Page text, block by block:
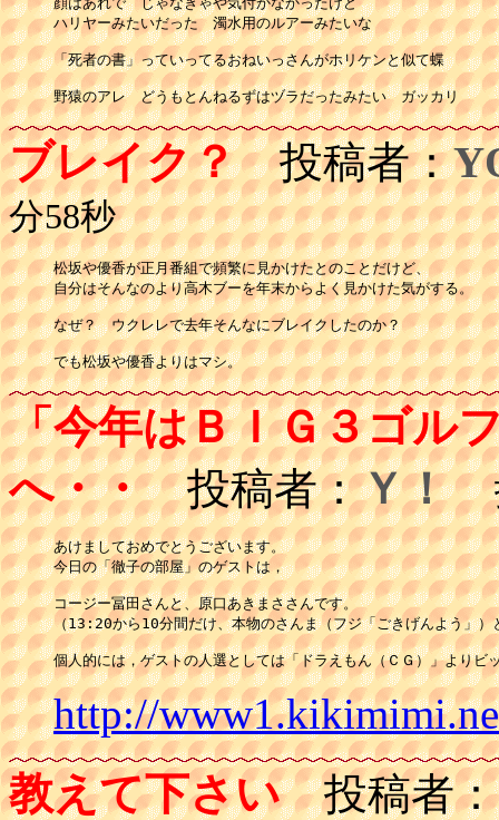
ハリヤーみたいだった　濁水用のルアーみたいな
「死者の書」っていってるおねいっさんがホリケンと似て蝶
野猿のアレ　どうもとんねるずはヅラだったみたい　ガッカリ
ブレイク？投稿者：
分58秒
松坂や優香が正月番組で頻繁に見かけたとのことだけど、
自分はそんなのより高木ブーを年末からよく見かけた気がする。
なぜ？　ウクレレで去年そんなにブレイクしたのか？
でも松坂や優香よりはマシ。
「今年はＢＩＧ３ゴル
へ・・投稿者：Ｙ！
あけましておめでとうございます。
今日の「徹子の部屋」のゲストは，
コージー冨田さんと、原口あきまささんです。
（13:20から10分間だけ、本物のさんま（フジ「ごきげんよう」）
個人的には，ゲストの人選としては「ドラえもん（ＣＧ）」よりビ
http://
教えて下さい投稿者：